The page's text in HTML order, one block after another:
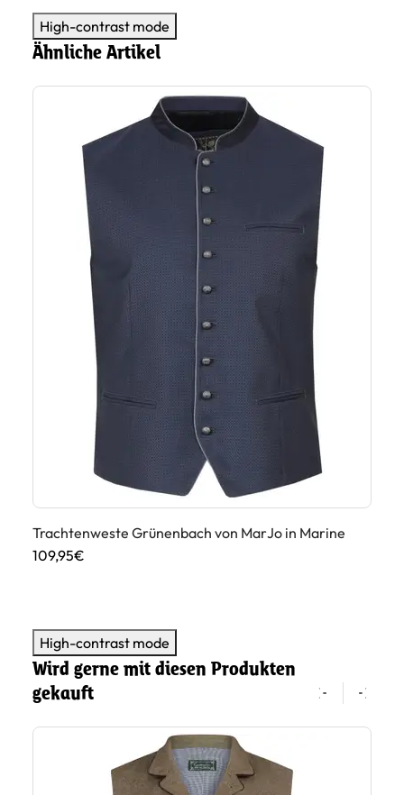
High-contrast mode
Ähnliche Artikel
Trachtenweste Grünenbach von MarJo in Marine
109,95€
High-contrast mode
Wird gerne mit diesen Produkten
gekauft